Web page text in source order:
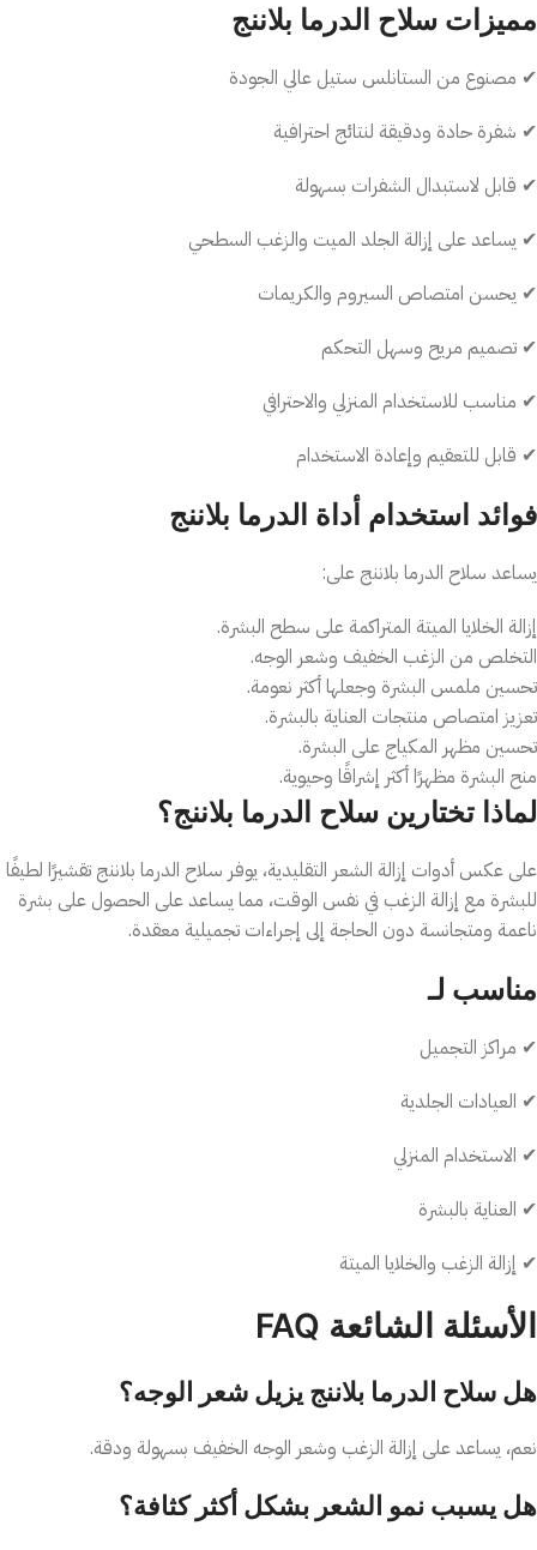
مميزات سلاح الدرما بلاننج
✔ مصنوع من الستانلس ستيل عالي الجودة
✔ شفرة حادة ودقيقة لنتائج احترافية
✔ قابل لاستبدال الشفرات بسهولة
✔ يساعد على إزالة الجلد الميت والزغب السطحي
✔ يحسن امتصاص السيروم والكريمات
✔ تصميم مريح وسهل التحكم
✔ مناسب للاستخدام المنزلي والاحترافي
✔ قابل للتعقيم وإعادة الاستخدام
فوائد استخدام أداة الدرما بلاننج
يساعد سلاح الدرما بلاننج على:
إزالة الخلايا الميتة المتراكمة على سطح البشرة.
التخلص من الزغب الخفيف وشعر الوجه.
تحسين ملمس البشرة وجعلها أكثر نعومة.
تعزيز امتصاص منتجات العناية بالبشرة.
تحسين مظهر المكياج على البشرة.
منح البشرة مظهرًا أكثر إشراقًا وحيوية.
لماذا تختارين سلاح الدرما بلاننج؟
على عكس أدوات إزالة الشعر التقليدية، يوفر سلاح الدرما بلاننج تقشيرًا لطيفًا
للبشرة مع إزالة الزغب في نفس الوقت، مما يساعد على الحصول على بشرة
ناعمة ومتجانسة دون الحاجة إلى إجراءات تجميلية معقدة.
مناسب لـ
✔ مراكز التجميل
✔ العيادات الجلدية
✔ الاستخدام المنزلي
✔ العناية بالبشرة
✔ إزالة الزغب والخلايا الميتة
الأسئلة الشائعة FAQ
هل سلاح الدرما بلاننج يزيل شعر الوجه؟
نعم، يساعد على إزالة الزغب وشعر الوجه الخفيف بسهولة ودقة.
هل يسبب نمو الشعر بشكل أكثر كثافة؟